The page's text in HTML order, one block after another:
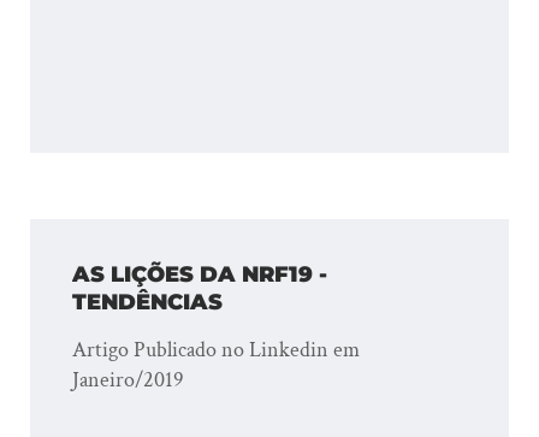
AS LIÇÕES DA NRF19 -
TENDÊNCIAS
Artigo Publicado no Linkedin em
Janeiro/2019